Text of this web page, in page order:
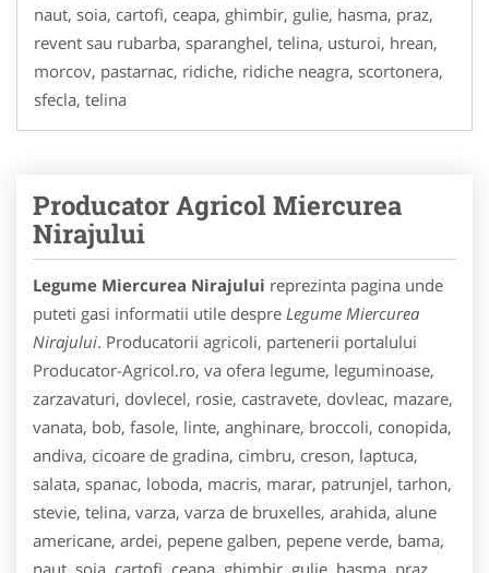
naut, soia, cartofi, ceapa, ghimbir, gulie, hasma, praz,
revent sau rubarba, sparanghel, telina, usturoi, hrean,
morcov, pastarnac, ridiche, ridiche neagra, scortonera,
sfecla, telina
Producator Agricol Miercurea
Nirajului
Legume Miercurea Nirajului reprezinta pagina unde
puteti gasi informatii utile despre Legume Miercurea
Nirajului. Producatorii agricoli, partenerii portalului
Producator-Agricol.ro, va ofera legume, leguminoase,
zarzavaturi, dovlecel, rosie, castravete, dovleac, mazare,
vanata, bob, fasole, linte, anghinare, broccoli, conopida,
andiva, cicoare de gradina, cimbru, creson, laptuca,
salata, spanac, loboda, macris, marar, patrunjel, tarhon,
stevie, telina, varza, varza de bruxelles, arahida, alune
americane, ardei, pepene galben, pepene verde, bama,
naut, soia, cartofi, ceapa, ghimbir, gulie, hasma, praz,